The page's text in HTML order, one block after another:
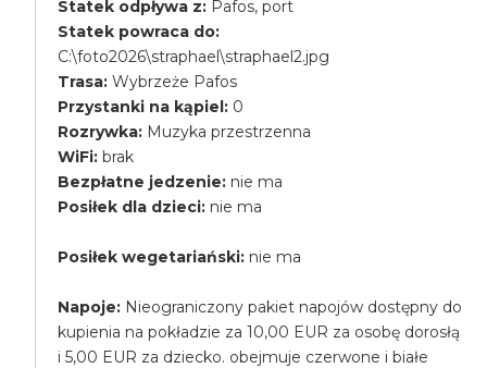
Statek odpływa z: Pafos, port
Statek powraca do:
C:\foto2026\straphael\straphael2.jpg
Trasa: Wybrzeże Pafos
Przystanki na kąpiel: 0
Rozrywka: Muzyka przestrzenna
WiFi: brak
Bezpłatne jedzenie: nie ma
Posiłek dla dzieci: nie ma
Posiłek wegetariański: nie ma
Napoje: Nieograniczony pakiet napojów dostępny do
kupienia na pokładzie za 10,00 EUR za osobę dorosłą
i 5,00 EUR za dziecko. obejmuje czerwone i białe